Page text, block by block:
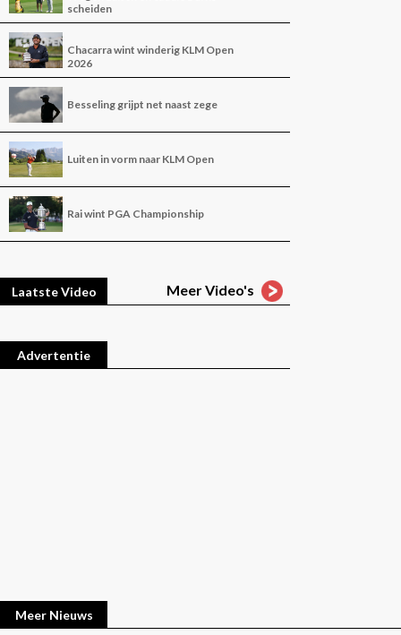
scheiden
Chacarra wint winderig KLM Open
2026
Besseling grijpt net naast zege
Luiten in vorm naar KLM Open
Rai wint PGA Championship
Laatste Video Meer Video's
Advertentie
Meer Nieuws